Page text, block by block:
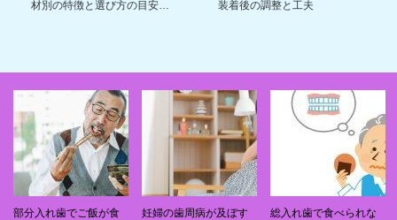
材別の特徴と選び方の目安…
装着後の調整と工夫
部分入れ歯でご飯が食 妊婦の歯周病が及ぼす 総入れ歯で食べられな